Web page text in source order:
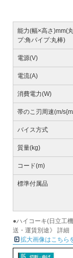
能力(幅×高さ)mm(
プ:角パイプ:丸棒)
電源(V)
電流(A)
消費電力(W)
帯のこ刃周速(m/
バイス方式
質量(kg)
コード(m)
標準付属品
●ハイコーキ(日立工
送・運賃別途》 詳細
拡大画像はこちら